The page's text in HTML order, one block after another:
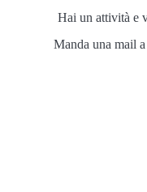
Hai un attività e
Manda una mail a